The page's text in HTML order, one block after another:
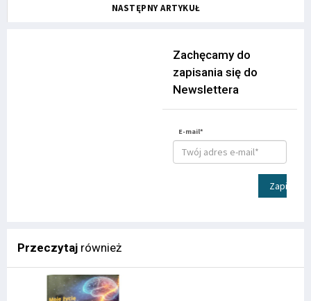
NASTĘPNY ARTYKUŁ
Zachęcamy do
zapisania się do
Newslettera
E-mail*
Zapisz
Przeczytaj również